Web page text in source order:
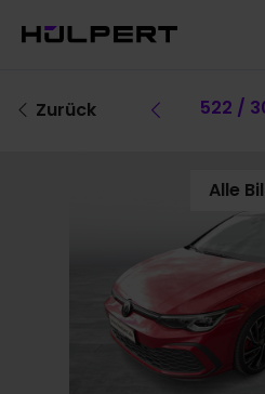
Zurück 522 /
Alle